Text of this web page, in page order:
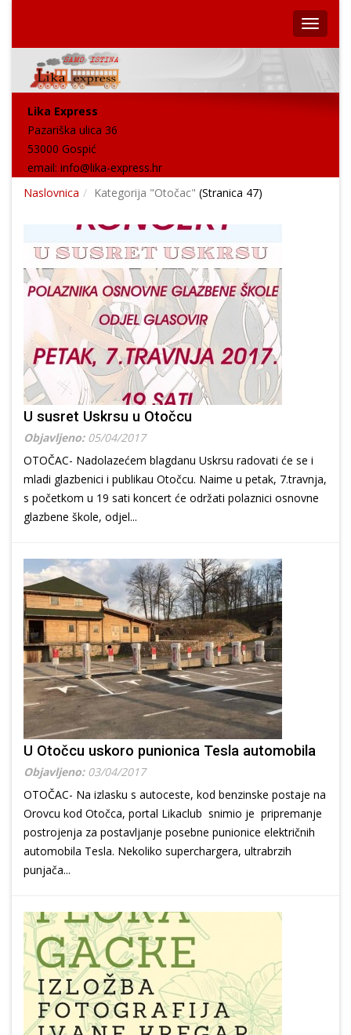
Lika Express
Pazariška ulica 36
53000 Gospić
email: info@lika-express.hr
Naslovnica
Kategorija "Otočac" (Stranica 47)
U susret Uskrsu u Otočcu
Objavljeno: 05/04/2017
OTOČAC- Nadolazećem blagdanu Uskrsu radovati će se i
mladi glazbenici i publikau Otočcu. Naime u petak, 7.travnja,
s početkom u 19 sati koncert će održati polaznici osnovne
glazbene škole, odjel...
U Otočcu uskoro punionica Tesla automobila
Objavljeno: 03/04/2017
OTOČAC- Na izlasku s autoceste, kod benzinske postaje na
Orovcu kod Otočca, portal Likaclub snimio je pripremanje
postrojenja za postavljanje posebne punionice električnih
automobila Tesla. Nekoliko superchargera, ultrabrzih
punjača...